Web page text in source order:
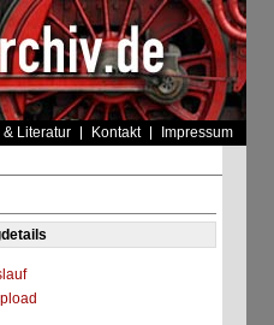
Literatur Kontakt Impressum